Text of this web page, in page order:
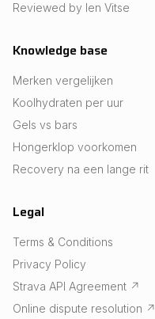
Reviewed by Ien Vitse
Knowledge base
Merken vergelijken
Koolhydraten per uur
Gels vs bars
Hongerklop voorkomen
Recovery na een lange rit
Legal
Terms & Conditions
Privacy Policy
Strava API Agreement ↗
Online dispute resolution ↗